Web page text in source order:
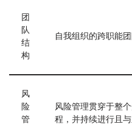
团
队
结
构
自我组织的跨职能
风
险
管
风险管理贯穿于整
程，并持续进行且